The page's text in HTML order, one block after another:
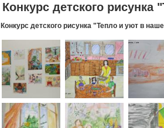
Конкурс детского
Конкурс детского рисунка "Тепло и уют в